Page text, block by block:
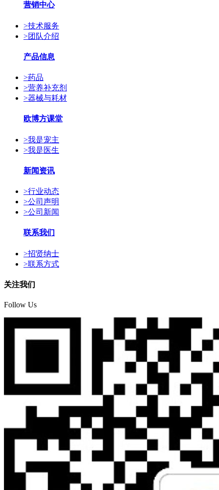
营销中心
>技术服务
>团队介绍
产品信息
>药品
>营养补充剂
>器械与耗材
欧博方课堂
>我是宠主
>我是医生
新闻资讯
>行业动态
>公司声明
>公司新闻
联系我们
>招贤纳士
>联系方式
关注我们
Follow Us